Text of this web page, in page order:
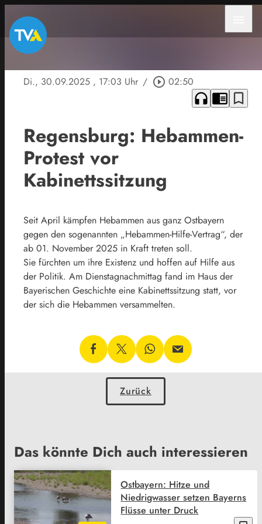
Di., 30.09.2025 , 17:03 Uhr / play_circle_outline 02:50
headphones chrome_reader_mode bookmark_border
Regensburg: Hebammen-
Protest vor
Kabinettssitzung
Seit April kämpfen Hebammen aus ganz Ostbayern
gegen den sogenannten „Hebammen-Hilfe-Vertrag“, der
ab 01. November 2025 in Kraft treten soll.
Sie fürchten um ihre Existenz und hoffen auf Hilfe aus
der Politik. Am Dienstagnachmittag fand im Haus der
Bayerischen Geschichte eine Kabinettssitzung statt, vor
der sich die Hebammen versammelten.
Zurück
Das könnte Dich auch interessieren
Ostbayern: Hitze und
Niedrigwasser setzen Bayerns
Flüsse unter Druck